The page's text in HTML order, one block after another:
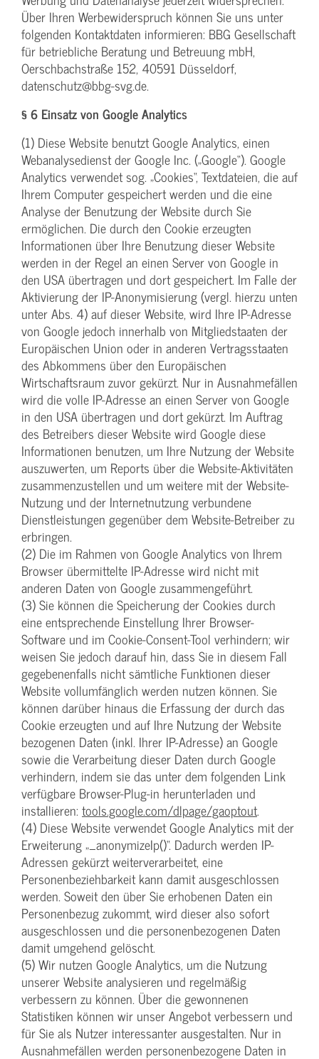
Über Ihren Werbewiderspruch können Sie uns unter
folgenden Kontaktdaten informieren: BBG Gesellschaft
für betriebliche Beratung und Betreuung mbH,
Oerschbachstraße 152, 40591 Düsseldorf,
datenschutz@bbg-svg.de.
§ 6 Einsatz von Google Analytics
(1) Diese Website benutzt Google Analytics, einen
Webanalysedienst der Google Inc. („Google“). Google
Analytics verwendet sog. „Cookies“, Textdateien, die auf
Ihrem Computer gespeichert werden und die eine
Analyse der Benutzung der Website durch Sie
ermöglichen. Die durch den Cookie erzeugten
Informationen über Ihre Benutzung dieser Website
werden in der Regel an einen Server von Google in
den USA übertragen und dort gespeichert. Im Falle der
Aktivierung der IP-Anonymisierung (vergl. hierzu unten
unter Abs. 4) auf dieser Website, wird Ihre IP-Adresse
von Google jedoch innerhalb von Mitgliedstaaten der
Europäischen Union oder in anderen Vertragsstaaten
des Abkommens über den Europäischen
Wirtschaftsraum zuvor gekürzt. Nur in Ausnahmefällen
wird die volle IP-Adresse an einen Server von Google
in den USA übertragen und dort gekürzt. Im Auftrag
des Betreibers dieser Website wird Google diese
Informationen benutzen, um Ihre Nutzung der Website
auszuwerten, um Reports über die Website-Aktivitäten
zusammenzustellen und um weitere mit der Website-
Nutzung und der Internetnutzung verbundene
Dienstleistungen gegenüber dem Website-Betreiber zu
erbringen.
(2) Die im Rahmen von Google Analytics von Ihrem
Browser übermittelte IP-Adresse wird nicht mit
anderen Daten von Google zusammengeführt.
(3) Sie können die Speicherung der Cookies durch
eine entsprechende Einstellung Ihrer Browser-
Software und im Cookie-Consent-Tool verhindern; wir
weisen Sie jedoch darauf hin, dass Sie in diesem Fall
gegebenenfalls nicht sämtliche Funktionen dieser
Website vollumfänglich werden nutzen können. Sie
können darüber hinaus die Erfassung der durch das
Cookie erzeugten und auf Ihre Nutzung der Website
bezogenen Daten (inkl. Ihrer IP-Adresse) an Google
sowie die Verarbeitung dieser Daten durch Google
verhindern, indem sie das unter dem folgenden Link
verfügbare Browser-Plug-in herunterladen und
installieren: tools.google.com/dlpage/gaoptout.
(4) Diese Website verwendet Google Analytics mit der
Erweiterung „_anonymizeIp()“. Dadurch werden IP-
Adressen gekürzt weiterverarbeitet, eine
Personenbeziehbarkeit kann damit ausgeschlossen
werden. Soweit den über Sie erhobenen Daten ein
Personenbezug zukommt, wird dieser also sofort
ausgeschlossen und die personenbezogenen Daten
damit umgehend gelöscht.
(5) Wir nutzen Google Analytics, um die Nutzung
unserer Website analysieren und regelmäßig
verbessern zu können. Über die gewonnenen
Statistiken können wir unser Angebot verbessern und
für Sie als Nutzer interessanter ausgestalten. Nur in
Ausnahmefällen werden personenbezogene Daten in